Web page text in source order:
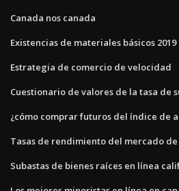
Canada nos canada
Existencias de materiales básicos 2019
Estrategia de comercio de velocidad
Cuestionario de valores de la tasa de
¿cómo comprar futuros del índice de
Tasas de rendimiento del mercado
Subastas de bienes raíces en línea